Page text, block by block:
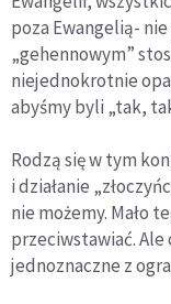
poza Ewangelią-
„gehennowym”
niejednokrotnie
abyśmy byli „tak,
Rodzą się w tym
i działanie
nie możemy. Mało
przeciwstawiać.
jednoznaczne z